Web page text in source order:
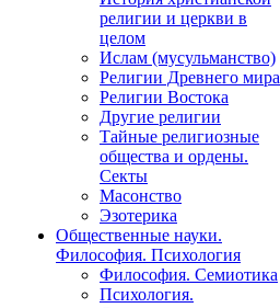
религии и церкви в
целом
Ислам (мусульманство)
Религии Древнего мира
Религии Востока
Другие религии
Тайные религиозные
общества и ордены.
Секты
Масонство
Эзотерика
Общественные науки.
Философия. Психология
Философия. Семиотика
Психология.